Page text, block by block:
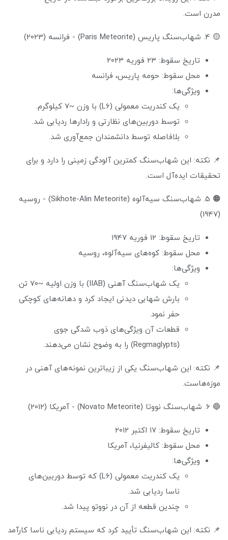
مدرن است.
🟡 4. شهاب‌سنگ پاريس (Paris Meteorite) - فرانسه (2023)
تاریخ سقوط: ۲۳ فوریه ۲۰۲۳
محل سقوط: حومه پاریس، فرانسه
ویژگی‌ها:
یک کندریت معمولی (L6) با وزن ~۷ کیلوگرم.
توسط دوربین‌های نظارتی و رادارها ردیابی شد.
بلافاصله توسط دانشمندان جمع‌آوری شد.
📌 نکته: این شهاب‌سنگ کمترین آلودگی زمینی را دارد و برای
تحقیقات ایده‌آل است.
🟠 5. شهاب‌سنگ سیه‌آلوه (Sikhote-Alin Meteorite) - روسیه
(1947)
تاریخ سقوط: ۱۲ فوریه ۱۹۴۷
محل سقوط: کوه‌های سیه‌آلوه، روسیه
ویژگی‌ها:
یک شهاب‌سنگ آهنی (IIAB) با وزن اولیه ~۷۰ تن.
بارش شهابی دیدنی ایجاد کرد و دهانه‌های کوچکی
حفر نمود.
قطعات آن ویژگی‌های ذوب شدگی جوی
(Regmaglypts) را به وضوح نشان می‌دهند.
📌 نکته: این شهاب‌سنگ یکی از زیباترین نمونه‌های آهنی در
موزه‌هاست.
🔵 6. شهاب‌سنگ نووتا (Novato Meteorite) - آمریکا (2012)
تاریخ سقوط: ۱۷ اکتبر ۲۰۱۲
محل سقوط: کالیفرنیا، آمریکا
ویژگی‌ها:
یک کندریت معمولی (L6) که توسط دوربین‌های
ناسا ردیابی شد.
چندین قطعه از آن در نووتو پیدا شد.
📌 نکته: این شهاب‌سنگ تأیید کرد که سیستم ردیابی ناسا کارآمد